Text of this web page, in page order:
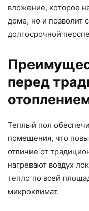
вложение, которое
доме, но и позволит
долгосрочной
перед
Теплый пол
помещения, что
отличие от
нагревают воздух
тепло по всей
микроклимат.